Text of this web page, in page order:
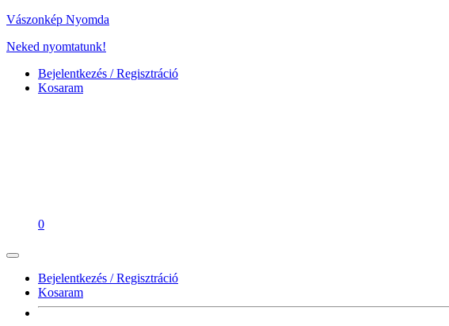
Vászonkép Nyomda
Neked nyomtatunk!
Bejelentkezés / Regisztráció
Kosaram
0
Bejelentkezés / Regisztráció
Kosaram